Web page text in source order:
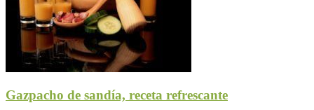
Gazpacho de sandía, receta refrescante